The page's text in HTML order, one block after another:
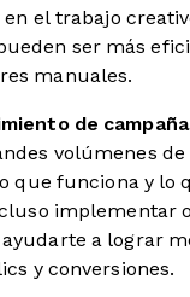
en el trabajo
ser más
manuales.
de
volúmenes de
que funciona y lo
implementar
a lograr
y conversiones.